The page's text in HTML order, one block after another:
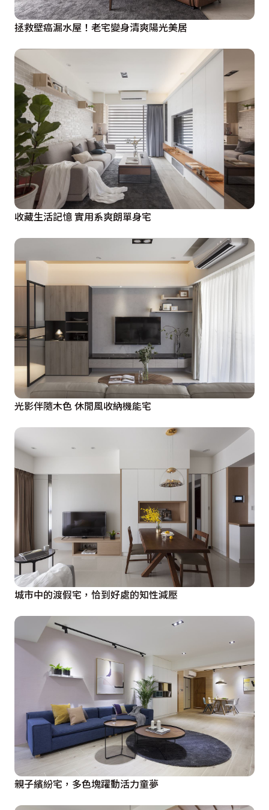
拯救壁癌漏水屋！老宅變身清爽陽光美居
收藏生活記憶 實用系爽朗單身宅
光影伴隨木色 休閒風收納機能宅
城市中的渡假宅，恰到好處的知性減壓
親子繽紛宅，多色塊躍動活力童夢